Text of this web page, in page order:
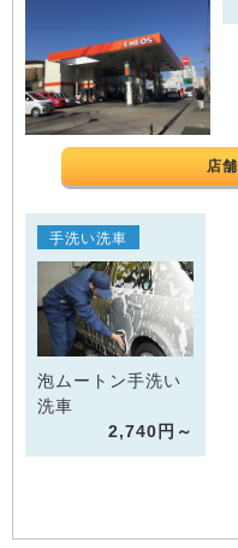
店
手洗い洗車
泡ムートン手洗い
洗車
2,740円～